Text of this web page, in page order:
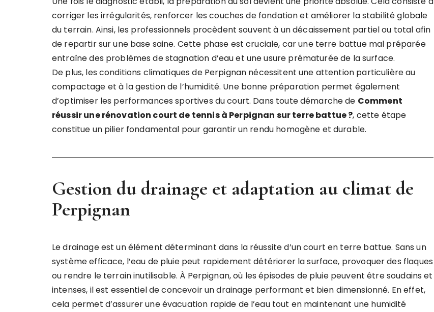
corriger les irrégularités, renforcer les couches de fondation et améliorer la stabilité globale
du terrain. Ainsi, les professionnels procèdent souvent à un décaissement partiel ou total afin
de repartir sur une base saine. Cette phase est cruciale, car une terre battue mal préparée
entraîne des problèmes de stagnation d’eau et une usure prématurée de la surface.
De plus, les conditions climatiques de Perpignan nécessitent une attention particulière au
compactage et à la gestion de l’humidité. Une bonne préparation permet également
d’optimiser les performances sportives du court. Dans toute démarche de Comment
réussir une rénovation court de tennis à Perpignan sur terre battue ?, cette étape
constitue un pilier fondamental pour garantir un rendu homogène et durable.
Gestion du drainage et adaptation au climat de
Perpignan
Le drainage est un élément déterminant dans la réussite d’un court en terre battue. Sans un
système efficace, l’eau de pluie peut rapidement détériorer la surface, provoquer des flaques
ou rendre le terrain inutilisable. À Perpignan, où les épisodes de pluie peuvent être soudains et
intenses, il est essentiel de concevoir un drainage performant et bien dimensionné. En effet,
cela permet d’assurer une évacuation rapide de l’eau tout en maintenant une humidité